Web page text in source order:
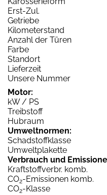
Erst-Zul.
Getriebe
Kilometerstand
Anzahl der Türen
Farbe
Standort
Lieferzeit
Unsere Nummer
Motor:
kW / PS
Treibstoff
Hubraum
Umweltnormen:
Schadstoffklasse
Umweltplakette
Verbrauch und
Kraftstoffverbr. komb.
CO2-Emissionen komb.
CO2-Klasse